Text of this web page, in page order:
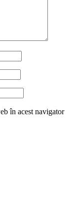
în acest navigator